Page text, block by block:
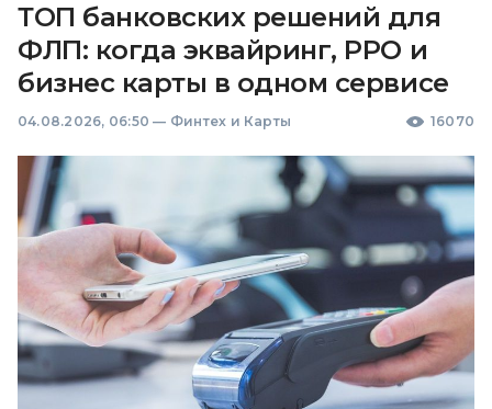
ТОП банковских решений для
ФЛП: когда эквайринг, РРО и
бизнес карты в одном сервисе
04.08.2026, 06:50 — Финтех и Карты 16070